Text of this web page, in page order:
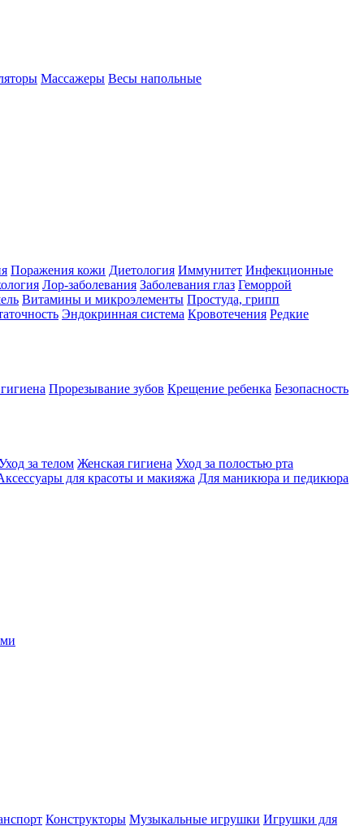
Массажеры Весы напольные
Поражения кожи Диетология Иммунитет Инфекционные
Лор-заболевания Заболевания глаз Геморрой
Витамины и микроэлементы Простуда, грипп
Эндокринная система Кровотечения Редкие
Прорезывание зубов Крещение ребенка Безопасность
за телом Женская гигиена Уход за полостью рта
для красоты и макияжа Для маникюра и педикюра
Конструкторы Музыкальные игрушки Игрушки для